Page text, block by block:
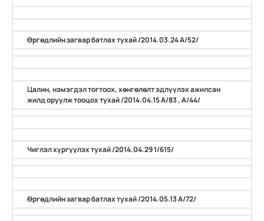
Өргөдлийн загвар батлах тухай /2014.03.24 А/52/
Цалин, нэмэгдэл тогтоох, хөнгөлөлт эдлүүлэх ажилсан
жилд оруулж тооцох тухай /2014.04.15 А/83 , А/44/
Чиглэл хүргүүлэх тухай /2014.04.29 1/615/
Өргөдлийн загвар батлах тухай /2014.05.13 А/72/